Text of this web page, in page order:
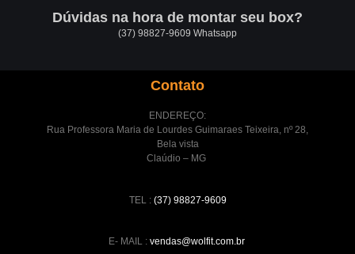
Dúvidas na hora de montar seu box?
(37) 98827-9609 Whatsapp
Contato
ENDEREÇO:
Rua Professora Maria de Lourdes Guimaraes Teixeira, nº 28,
Bela vista
Claúdio – MG
TEL : (37) 98827-9609
E- MAIL : vendas@wolfit.com.br